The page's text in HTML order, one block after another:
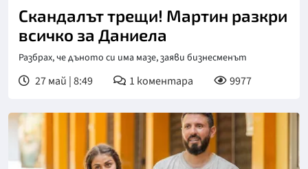
Скандалът трещи! Мартин разкри
всичко за Даниела
Разбрах, че дъното си има мазе, заяви бизнесменът
27 май | 8:49 1 коментара 9977